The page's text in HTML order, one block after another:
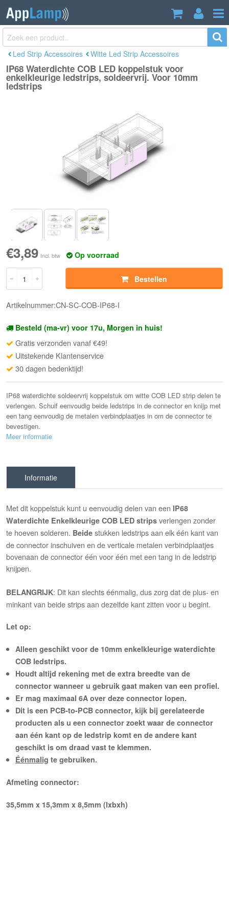
IP68 Waterdichte COB LED koppelstuk
voor enkelkleurige ledstrips, soldeervrij.
Voor 10mm ledstrips
€3,89
Led Strip Accessoires Witte Led Strip Accessoires
IP68 Waterdichte COB LED koppelstuk voor
enkelkleurige ledstrips, soldeervrij. Voor 10mm
ledstrips
€3,89 Incl. btw Op voorraad
Bestellen
Artikelnummer:CN-SC-COB-IP68-I
Besteld (ma-vr) voor 17u, Morgen in huis!
Gratis verzonden vanaf €49!
Uitstekende Klantenservice
30 dagen bedenktijd!
IP68 waterdichte soldeervrij koppelstuk om witte COB LED strip delen te
verlengen. Schuif eenvoudig beide ledstrips in de connector en knijp met
een tang eenvoudig de metalen verbindplaatjes in om de connector te
bevestigen.
Meer informatie
Informatie
Met dit koppelstuk kunt u eenvoudig delen van een IP68
Waterdichte Enkelkleurige COB LED strips verlengen zonder
te hoeven solderen. Beide stukken ledstrips aan elk één kant van
de connector inschuiven en de verticale metalen verbindplaatjes
bovenaan de connector één voor één met een tang in de ledstrip
knijpen.
BELANGRIJK: Dit kan slechts éénmalig, dus zorg dat de plus- en
minkant van beide strips aan dezelfde kant zitten voor u begint.
Let op:
Alleen geschikt voor de 10mm enkelkleurige waterdichte
COB ledstrips.
Houdt altijd rekening met de extra breedte van de
connector wanneer u gebruik gaat maken van een profiel.
Er mag maximaal 6A over deze connector lopen.
Dit is een PCB-to-PCB connector, kijk bij gerelateerde
producten als u een connector zoekt waar de connector
aan één kant op de ledstrip komt en de andere kant
geschikt is om draad vast te klemmen.
Éénmalig te gebruiken.
Afmeting connector:
35,5mm x 15,3mm x 8,5mm (lxbxh)